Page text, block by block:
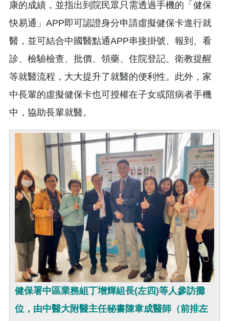
康的成績，並指出到院民眾只需透過手機的「健保
快易通」APP即可認證身分申請虛擬健保卡進行就
醫，並可結合中國醫點通APP串接掛號、報到、看
診、檢驗檢查、批價、領藥、住院登記、衛教提醒
等就醫流程，大大提升了就醫的便利性。此外，家
中長輩的虛擬健保卡也可授權在子女或陪病者手機
中，協助長輩就醫。
健保署中區業務組丁增輝組長(左四)等人參訪攤
位，由中醫大附醫主任秘書陳韋成醫師（前排左